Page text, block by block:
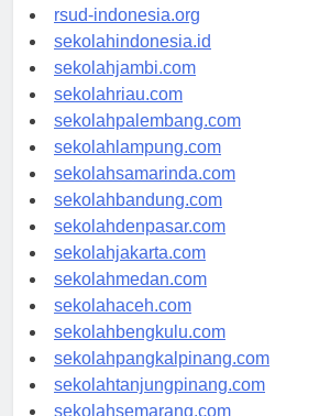
rsudkisaran-asahankab.org
rsud-indonesia.org
sekolahindonesia.id
sekolahjambi.com
sekolahriau.com
sekolahpalembang.com
sekolahlampung.com
sekolahsamarinda.com
sekolahbandung.com
sekolahdenpasar.com
sekolahjakarta.com
sekolahmedan.com
sekolahaceh.com
sekolahbengkulu.com
sekolahpangkalpinang.com
sekolahtanjungpinang.com